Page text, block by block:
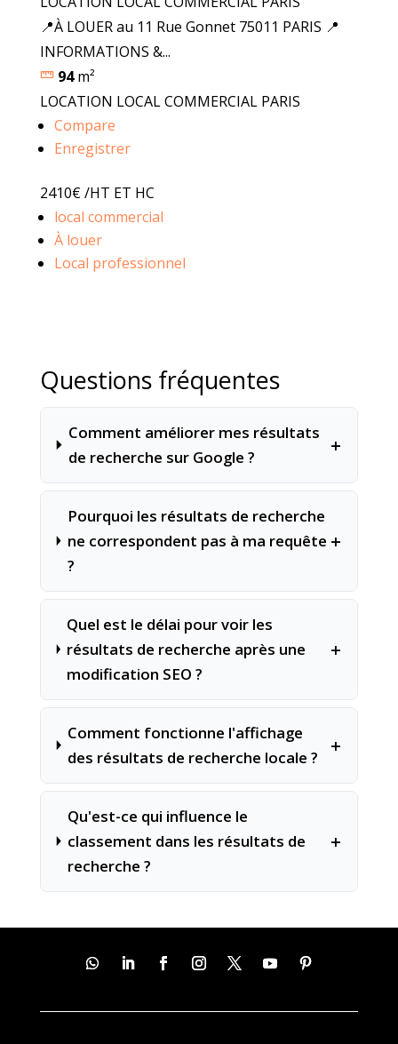
📍À LOUER au 11 Rue Gonnet 75011 PARIS 📍
INFORMATIONS &...
94 m²
LOCATION LOCAL COMMERCIAL PARIS
Compare
Enregistrer
2410€/HT ET HC
local commercial
À louer
Local professionnel
Questions fréquentes
Comment améliorer mes résultats
de recherche sur Google ?
+
Pourquoi les résultats de recherche
ne correspondent pas à ma requête
?
+
Quel est le délai pour voir les
résultats de recherche après une
modification SEO ?
+
Comment fonctionne l'affichage
des résultats de recherche locale ?
+
Qu'est-ce qui influence le
classement dans les résultats de
recherche ?
+